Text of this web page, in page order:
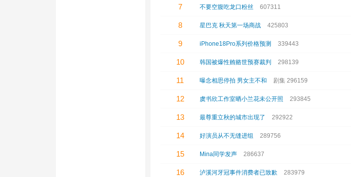
7 不要空腹吃龙口粉丝 607311
8 星巴克 秋天第一场商战 425803
9 iPhone18Pro系列价格预测 339443
10 韩国被爆性贿赂世预赛裁判 298139
11 曝念相思停拍 男女主不和 剧集 296159
12 虞书欣工作室晒小兰花未公开照 293845
13 最尊重立秋的城市出现了 292922
14 好演员从不无缝进组 289756
15 Mina同学发声 286637
16 泸溪河牙冠事件消费者已致歉 283979